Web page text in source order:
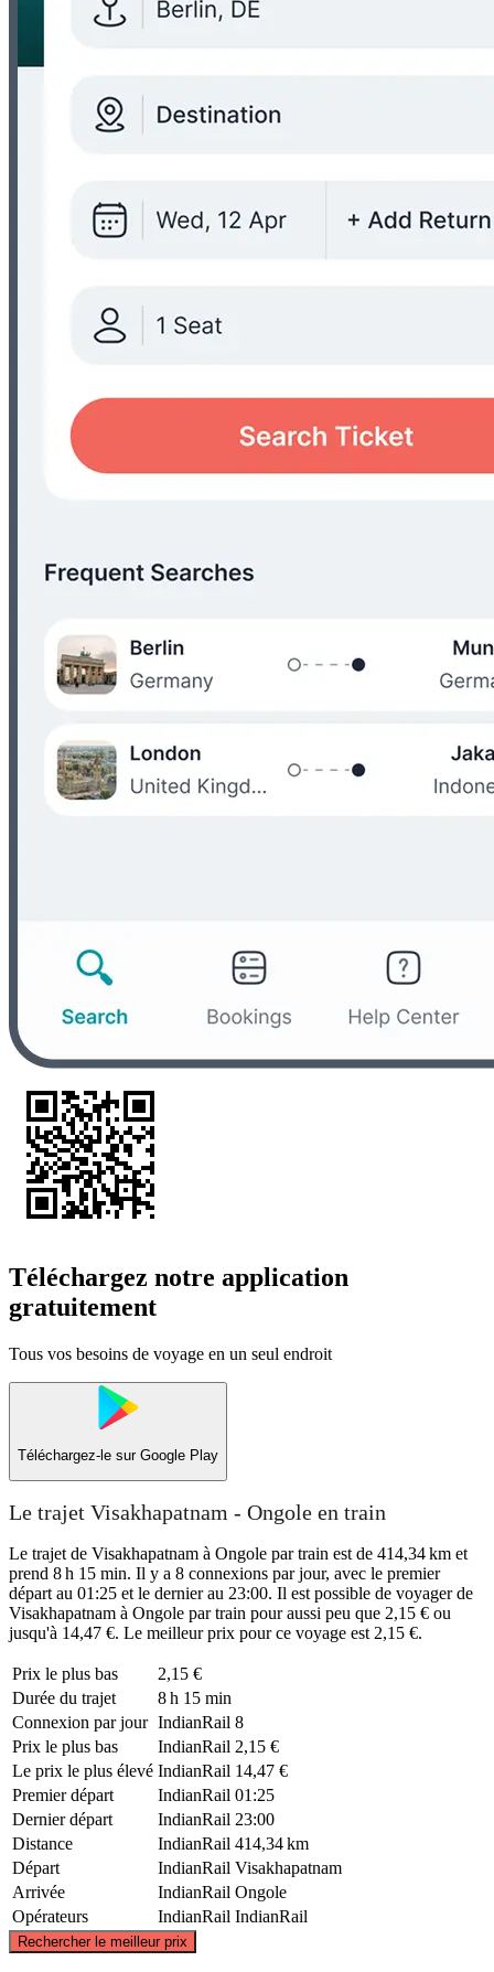
Téléchargez notre application
gratuitement
Tous vos besoins de voyage en un seul endroit
Téléchargez-le sur Google Play
Le trajet Visakhapatnam - Ongole en train
Le trajet de Visakhapatnam à Ongole par train est de 414,34 km et
prend 8 h 15 min. Il y a 8 connexions par jour, avec le premier
départ au 01:25 et le dernier au 23:00. Il est possible de voyager de
Visakhapatnam à Ongole par train pour aussi peu que 2,15 € ou
jusqu'à 14,47 €. Le meilleur prix pour ce voyage est 2,15 €.
Prix ​​le plus bas
2,15 €
Durée du trajet
8 h 15 min
Connexion par jour IndianRail 8
Prix ​​le plus bas
IndianRail 2,15 €
Le prix le plus élevé IndianRail 14,47 €
Premier départ
IndianRail 01:25
Dernier départ
IndianRail 23:00
Distance
IndianRail 414,34 km
Départ
IndianRail Visakhapatnam
Arrivée
IndianRail Ongole
Opérateurs
IndianRail IndianRail
Rechercher le meilleur prix
©CARTO, ©